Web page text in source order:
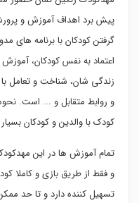
پیش برد اهداف آموزش و
گرفتن کودکان با برنامه های
اعتماد به نفس کودکان،
زندگی شان، شناخت و تعامل
و روابط متقابل و ... است.
کودک با والدین و کودکان
تمام آموزش ها در این
و فقط از طریق بازی و کاملا
تسهیل کننده دارد و تا حد